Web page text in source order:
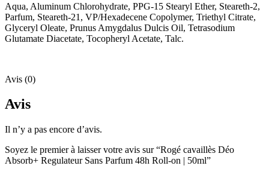
Aqua, Aluminum Chlorohydrate, PPG-15 Stearyl Ether, Steareth-2,
Parfum, Steareth-21, VP/Hexadecene Copolymer, Triethyl Citrate,
Glyceryl Oleate, Prunus Amygdalus Dulcis Oil, Tetrasodium
Glutamate Diacetate, Tocopheryl Acetate, Talc.
Avis (0)
Avis
Il n’y a pas encore d’avis.
Soyez le premier à laisser votre avis sur “Rogé cavaillès Déo
Absorb+ Regulateur Sans Parfum 48h Roll-on | 50ml”